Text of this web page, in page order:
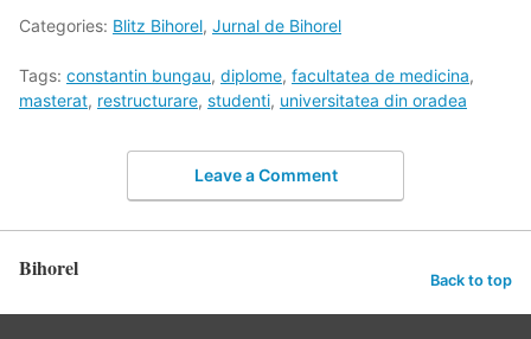
Categories: Blitz Bihorel, Jurnal de Bihorel
Tags: constantin bungau, diplome, facultatea de medicina,
masterat, restructurare, studenti, universitatea din oradea
Leave a Comment
Bihorel Back to top